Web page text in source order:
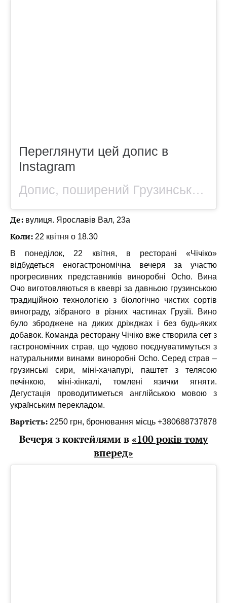
Переглянути цей допис в
Instagram
Допис, поширений Грузинський ресторан | Київ (@chichiko.moderngeorgian)
Де: вулиця. Ярославів Вал, 23а
Коли: 22 квітня о 18.30
В понеділок, 22 квітня, в ресторані «Чічіко»
відбудеться еногастрономічна вечеря за участю
прогресивних представників виноробні Ocho. Вина
Очо виготовляються в квеврі за давньою грузинською
традиційною технологією з біологічно чистих сортів
винограду, зібраного в різних частинах Грузії. Вино
було зброджене на диких дріжджах і без будь-яких
добавок. Команда ресторану Чічіко вже створила сет з
гастрономічних страв, що чудово поєднуватимуться з
натуральними винами виноробні Ocho. Серед страв –
грузинські сири, міні-хачапурі, паштет з телясою
печінкою, міні-хінкалі, томлені язички ягняти.
Дегустація проводитиметься англійською мовою з
українським перекладом.
Вартість: 2250 грн, бронювання місць +380688737878
Вечеря з коктейлями в «100 років тому
вперед»